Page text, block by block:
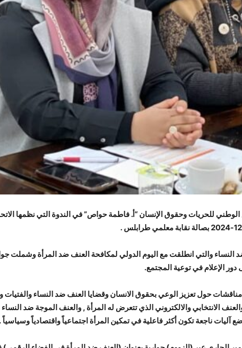
للحريات وحقوق الإنسان “أ. فاطمة حواص” في الندوة التي نظمها
النساء والتي انطلقت مع اليوم الدولي لمكافحة العنف ضد المرأة وشملت
دور الإعلام في توعية المجتمع.
حول تعزيز الوعي بحقوق الانسان وقضايا العنف ضد النساء والفتيات
الانتخابي والالكتروني الذي تتعرض له المرأة , والعنف الموجة ضد
ناجعة تكون أكثر فاعلية في تمكين المرأة اجتماعياً واقتصادياً وسياسياً .